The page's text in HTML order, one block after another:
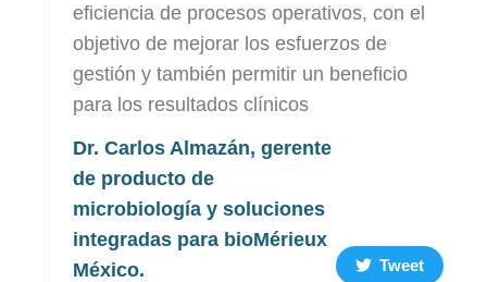
eficiencia de procesos operativos, con el
objetivo de mejorar los esfuerzos de
gestión y también permitir un beneficio
para los resultados clínicos
Dr. Carlos Almazán, gerente
de producto de
microbiología y soluciones
integradas para bioMérieux
México.
Tweet